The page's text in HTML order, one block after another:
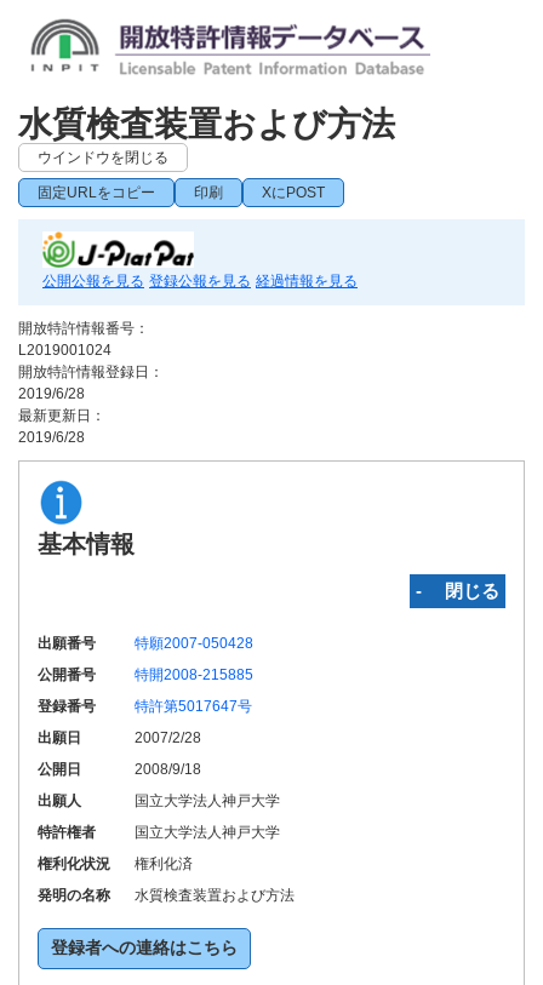
水質検査装置および方法
ウインドウを閉じる
固定URLをコピー 印刷 XにPOST
公開公報を見る 登録公報を見る 経過情報を見る
開放特許情報番号：
L2019001024
開放特許情報登録日：
2019/6/28
最新更新日：
2019/6/28
基本情報
‐ 閉じる
出願番号
特願2007-050428
公開番号
特開2008-215885
登録番号
特許第5017647号
出願日
2007/2/28
公開日
2008/9/18
出願人
国立大学法人神戸大学
特許権者
国立大学法人神戸大学
権利化状況
権利化済
発明の名称
水質検査装置および方法
登録者への連絡はこちら